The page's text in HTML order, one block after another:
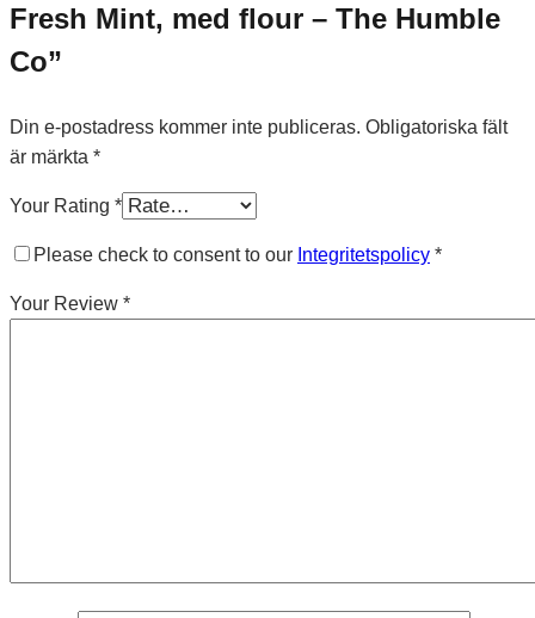
Fresh Mint, med flour – The Humble
Co”
Din e-postadress kommer inte publiceras. Obligatoriska fält
är märkta *
Your Rating *
Please check to consent to our Integritetspolicy *
Your Review *